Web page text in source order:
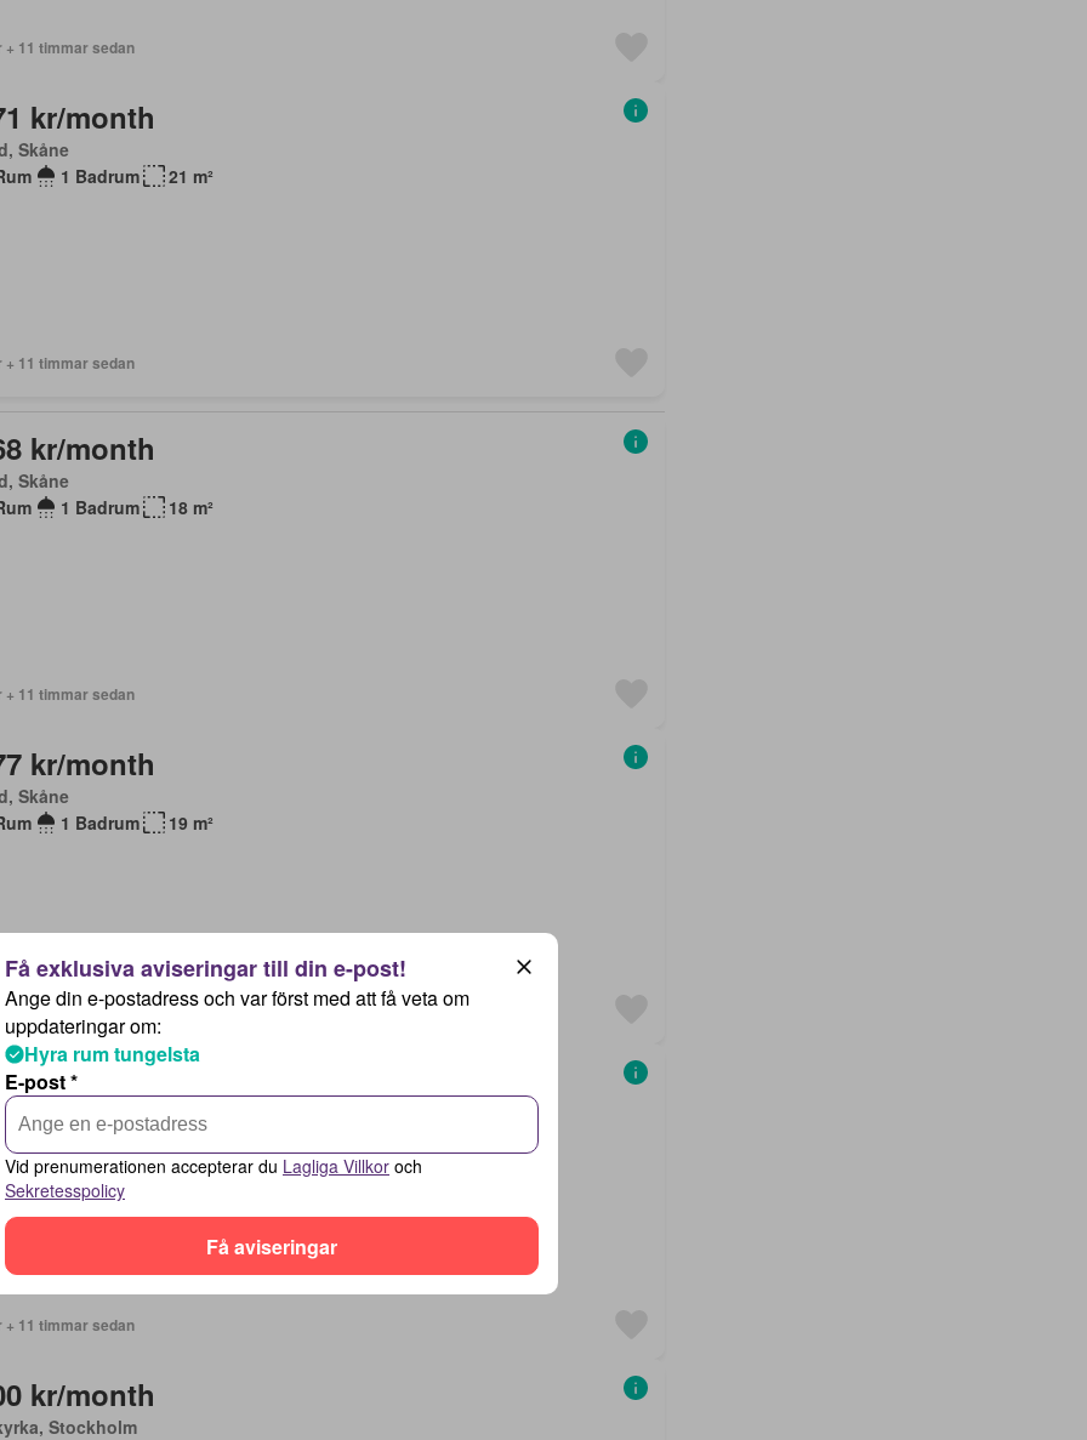
+ 11 timmar sedan
kr/month
Skåne
1 Badrum 21 m²
+ 11 timmar sedan
kr/month
Skåne
1 Badrum 18 m²
+ 11 timmar sedan
kr/month
Skåne
1 Badrum 19 m²
+ 11 timmar sedan
kr/month
Skåne
1 Badrum 18 m²
+ 11 timmar sedan
kr/month
Stockholm
Ange din e-postadress och var först med att få veta om
uppdateringar om:
Hyra rum tungelsta
E-post *
Vid prenumerationen accepterar du Lagliga Villkor och
Sekretesspolicy
Få aviseringar